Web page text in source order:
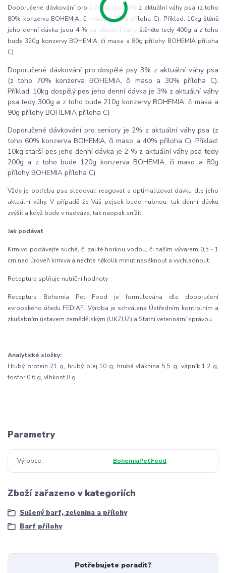
Doporučené dávkování pro štěňata jsou 4% z aktuální váhy psa (z toho
80% konzerva BOHEMIA, či maso a 30% příloha C). Příklad: 10kg štěně
jeho denní dávka jsou 4 % za aktuální váhy štěněte tedy 400g a z toho
bude 320g konzervy BOHEMIA, či masa a 80g přílohy BOHEMIA příloha
C)
Doporučené dávkování pro dospělé psy 3% z aktuální váhy psa
(z toho 70% konzerva BOHEMIA, či maso a 30% příloha C).
Příklad: 10kg dospělý pes jeho denní dávka je 3% z aktuální váhy
psa tedy 300g a z toho bude 210g konzervy BOHEMIA, či masa a
90g přílohy BOHEMIA příloha C)
Doporučené dávkování pro seniory je 2% z aktuální váhy psa (z
toho 60% konzerva BOHEMIA, či maso a 40% příloha C). Příklad:
10kg starší pes jeho denní dávka je 2 % z aktuální váhy psa tedy
200g a z toho bude 120g konzerva BOHEMIA, či maso a 80g
přílohy BOHEMIA příloha C)
Vždy je potřeba psa sledovat, reagovat a optimalizovat dávku dle jeho
aktuální váhy. V případě že Váš pejsek bude hubnou, tak denní dávku
zvýšit a když bude v nadváze, tak naopak snížit.
Jak podávat
Krmivo podávejte suché, či zalité horkou vodou, či naším vývarem 0,5 - 1
cm nad úroveň krmiva a nechte několik minut nasáknout a vychladnout.
Receptura splňuje nutriční hodnoty
Receptura Bohemia Pet Food je formulována dle doporučení
evropského úřadu FEDIAF. Výroba je schválena Ústředním kontrolním a
zkušebním ústavem zemědělským (UKZUZ) a Státní veterinární správou.
Analytické složky:
Hrubý protein 21 g, hrubý olej 10 g, hrubá vláknina 5,5 g, vápník 1,2 g,
fosfor 0,6 g, vlhkost 8 g
Parametry
Výrobce BohemiaPetFood
Zboží zařazeno v kategoriích
Sušený barf, zelenina a přílohy
Barf přílohy
Potřebujete poradit?